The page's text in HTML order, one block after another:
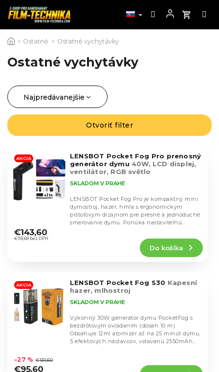
na
Ostatné Ostatné vychytávky
Ostatné vychytávky
R
a
d
e
e
p
o
Najpredávanejšie
Najlacnejšie
Otvoriť filter
V
AKCIA
LENSBOT Pocket Fog Pro prenosný
generátor dymu 40W, LCD displej,
ventilátor, RGB světlo
hodnotenie
produktu
hviezdičiek.
SKLADOM V PRAHE
€118,68 bez DPH
€143,60
Do košíka
LENSBOT Pocket Fog Pro je kompaktný mini
dymostroj, hazer, hmla s ergonomickým
pištoľovým dizajnom pre presné a jednoduché
smerovanie dymu. Ponúka nastaviteľnú
rýchlosť...
AKCIA LENSBOT Pocket Fog S30 Kapesní
hazer, mlhostroj
hodnotenie
produktu
SKLADOM V PRAHE
–27 % €131,60
€95,60
Výkonný 30W generátor dymu PocketFog s
bezdrôtovým ovládaním (dosah 10 m).
Obsahuje 12ml atomizér až na 25 minút dymu,
5 efektových nástavcov, vstavanú 2550mAh